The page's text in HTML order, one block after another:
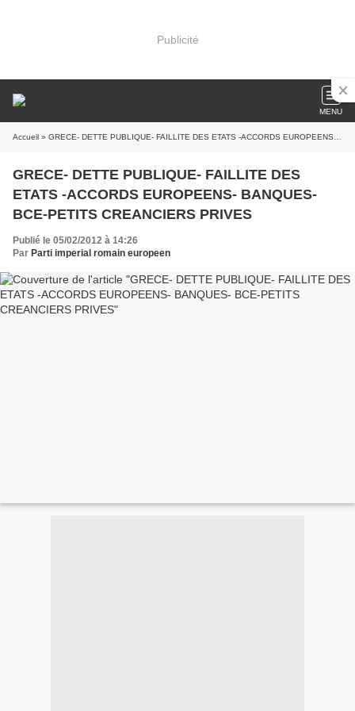
Publicité
MENU
Accueil » GRECE- DETTE PUBLIQUE- FAILLITE DES ETATS -ACCORDS EUROPEENS- BANQUES- BCE-PETITS CREANCIERS PRIVES
GRECE- DETTE PUBLIQUE- FAILLITE DES
ETATS -ACCORDS EUROPEENS- BANQUES-
BCE-PETITS CREANCIERS PRIVES
Publié le 05/02/2012 à 14:26
Par Parti imperial romain europeen